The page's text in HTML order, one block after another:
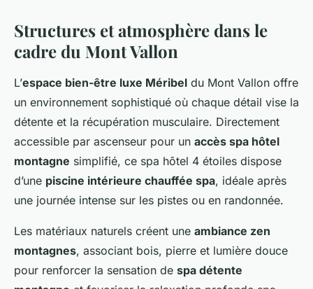
Structures et atmosphère dans le
cadre du Mont Vallon
L’espace bien-être luxe Méribel du Mont Vallon offre
un environnement sophistiqué où chaque détail vise la
détente et la récupération musculaire. Directement
accessible par ascenseur pour un accès spa hôtel
montagne simplifié, ce spa hôtel 4 étoiles dispose
d’une piscine intérieure chauffée spa, idéale après
une journée intense sur les pistes ou en randonnée.
Les matériaux naturels créent une ambiance zen
montagnes, associant bois, pierre et lumière douce
pour renforcer la sensation de spa détente